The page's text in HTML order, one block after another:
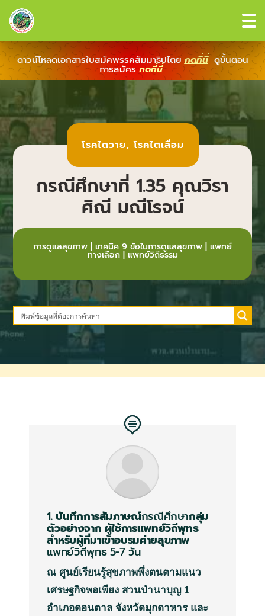
ดาวน์โหลดเอกสารใบสมัคพรรคสัมมาธิปไตย กดที่นี่ ดูขั้นตอน
การสมัครกดที่นี่
โรคไตวาย,โรคไตเสื่อม
กรณีศึกษาที่ 1.35 คุณวิรา
ศิณี มณีโรจน์
การดูแลสุขภาพ | เทคนิค 9 ข้อในการดูแลสุขภาพ | แพทย์
ทางเลือก| แพทย์วิถีธรรม
1. บันทึกการสัมภาษณ์กรณีศึกษากลุ่ม
ตัวอย่างจาก ผู้ใช้การแพทย์วิถีพุทธ
สำหรับผู้ที่มาเข้าอบรมค่ายสุขภาพ
แพทย์วิถีพุทธ5-7วัน
ณ ศูนย์เรียนรู้สุขภาพพึ่งตนตามแนว
เศรษฐกิจพอเพียง สวนป่านาบุญ 1
อำเภอดอนตาล จังหวัดมุกดาหาร และ